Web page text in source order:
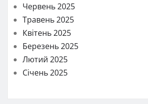
Червень 2025
Травень 2025
Квітень 2025
Березень 2025
Лютий 2025
Січень 2025